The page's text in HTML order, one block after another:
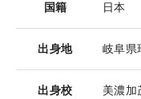
国籍 日本
出身地 岐阜県
出身校 美濃加